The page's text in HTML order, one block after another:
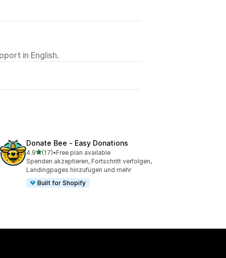
in English.
Donate Bee ‑ Easy Donations
4.9out of 5 stars
(17)
17 total reviews
•Free plan available
Spenden akzeptieren, Fortschritt verfolgen,
Landingpages hinzufügen und mehr
Built for Shopify